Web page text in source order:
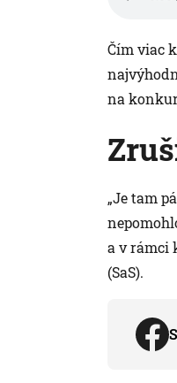
Čím viac
na
„Je tam
a v rámci
(SaS).